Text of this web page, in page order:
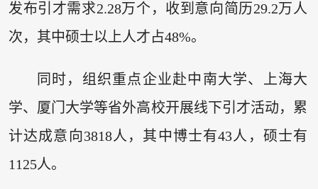
发布引才需求2.28万个，收到意向简历29.2万人
次，其中硕士以上人才占48%。
同时，组织重点企业赴中南大学、上海大
学、厦门大学等省外高校开展线下引才活动，累
计达成意向3818人，其中博士有43人，硕士有
1125人。